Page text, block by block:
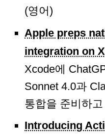
(영어)
Apple preps
integration on
Xcode에
Sonnet 4.0과
통합을 준비하
Introducing